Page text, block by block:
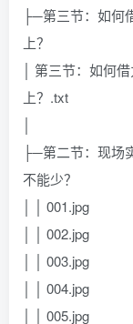
├─第三节：如何
上？
│ 第三节：如何
上？.txt
├─第二节：现场
不能少？
│ │ 001.jpg
│ │ 002.jpg
│ │ 003.jpg
│ │ 004.jpg
│ │ 005.jpg